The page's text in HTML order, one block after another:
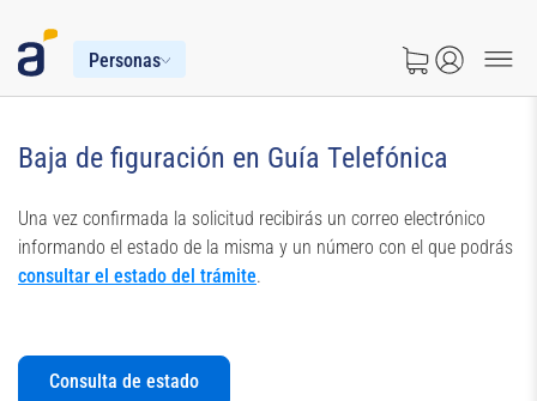
Personas
Baja de figuración en Guía Telefónica
Una vez confirmada la solicitud recibirás un correo electrónico
informando el estado de la misma y un número con el que podrás
consultar el estado del trámite.
Consulta de estado